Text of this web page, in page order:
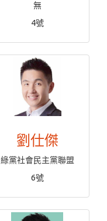
無
4號
劉仕傑
綠黨社會民主黨聯盟
6號